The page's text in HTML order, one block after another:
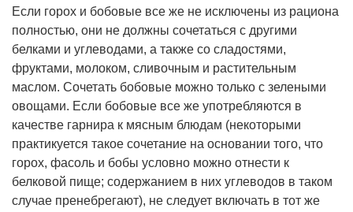
Если горох и бобовые все же не исключены из рациона
полностью, они не должны сочетаться с другими
белками и углеводами, а также со сладостями,
фруктами, молоком, сливочным и растительным
маслом. Сочетать бобовые можно только с зелеными
овощами. Если бобовые все же употребляются в
качестве гарнира к мясным блюдам (некоторыми
практикуется такое сочетание на основании того, что
горох, фасоль и бобы условно можно отнести к
белковой пище; содержанием в них углеводов в таком
случае пренебрегают), не следует включать в тот же